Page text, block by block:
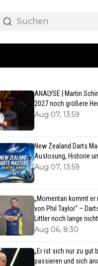
ANALYSE | Martin
2027 noch größere
Aug 07, 13:59
New Zealand Darts
Auslosung, Historie
Aug 07, 13:59
„Momentan kommt er
von Phil Taylor“ –
Littler noch lange
Aug 06, 8:30
„Er ist sich nur zu gut
passieren und sich